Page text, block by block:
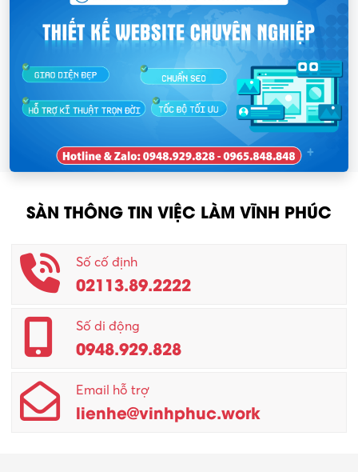
SÀN THÔNG TIN VIỆC LÀM VĨNH PHÚC
Số cố định
02113.89.2222
Số di động
0948.929.828
Email hỗ trợ
lienhe@vinhphuc.work